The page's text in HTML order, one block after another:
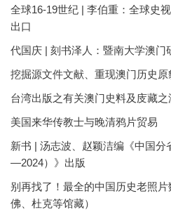
全球16-19世纪 | 李伯重：全球史
出口
代国庆 | 刻书泽人：暨南大学澳门
挖掘源文件文献、重现澳门历史原
台湾出版之有关澳门史料及庋藏
美国来华传教士与晚清鸦片贸易
新书 | 汤志波、赵颖洁编《中国分
—2024）》出版
别再找了！最全的中国历史老照
佛、杜克等馆藏）